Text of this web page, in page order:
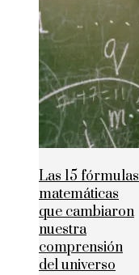
Las 15 fórmulas
matemáticas
que cambiaron
nuestra
comprensión
del universo